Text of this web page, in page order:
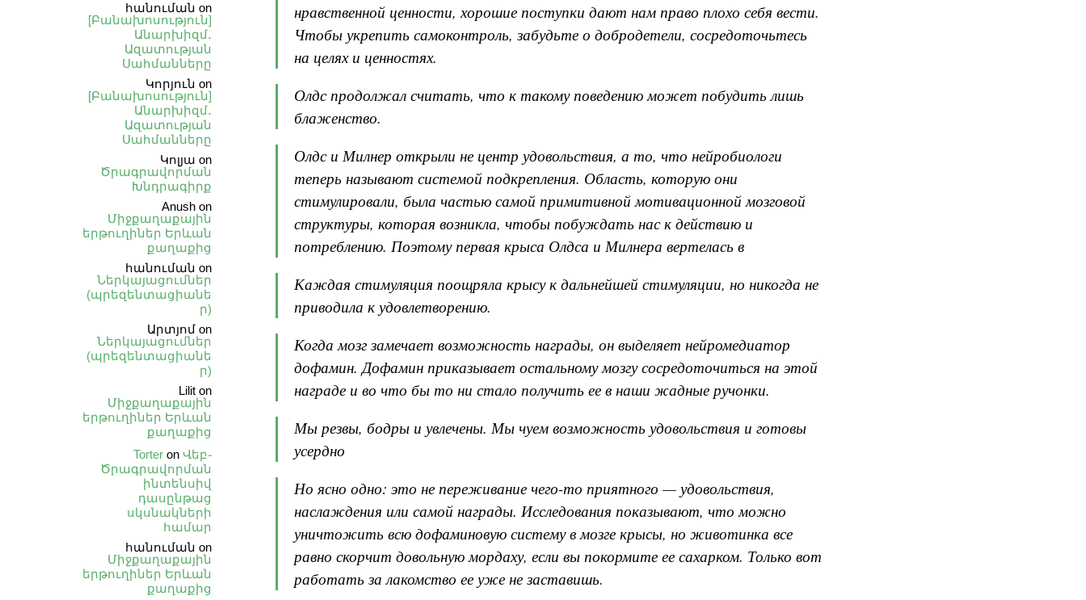
нравственной ценности, хорошие поступки дают нам право плохо себя вести.
Чтобы укрепить самоконтроль, забудьте о добродетели, сосредоточьтесь
на целях и ценностях.
Олдс продолжал считать, что к такому поведению может побудить лишь
блаженство.
Олдс и Милнер открыли не центр удовольствия, а то, что нейробиологи
теперь называют системой подкрепления. Область, которую они
стимулировали, была частью самой примитивной мотивационной мозговой
структуры, которая возникла, чтобы побуждать нас к действию и
потреблению. Поэтому первая крыса Олдса и Милнера вертелась в
Каждая стимуляция поощряла крысу к дальнейшей стимуляции, но никогда не
приводила к удовлетворению.
Когда мозг замечает возможность награды, он выделяет нейромедиатор
дофамин. Дофамин приказывает остальному мозгу сосредоточиться на этой
награде и во что бы то ни стало получить ее в наши жадные ручонки.
Мы резвы, бодры и увлечены. Мы чуем возможность удовольствия и готовы
усердно
Но ясно одно: это не переживание чего-то приятного — удовольствия,
наслаждения или самой награды. Исследования показывают, что можно
уничтожить всю дофаминовую систему в мозге крысы, но животинка все
равно скорчит довольную мордаху, если вы покормите ее сахарком. Только вот
работать за лакомство ее уже не заставишь.
հանուման on
[Բանախոսություն]
Անարխիզմ․
Ազատության
Սահմանները
Կորյուն on
[Բանախոսություն]
Անարխիզմ․
Ազատության
Սահմանները
Կոլյա on
Ծրագրավորման
Խնդրագիրք
Anush on
Միջքաղաքային
երթուղիներ Երևան
քաղաքից
հանուման on
Ներկայացումներ
(պրեզենտացիանե
ր)
Արտյոմ on
Ներկայացումներ
(պրեզենտացիանե
ր)
Lilit on
Միջքաղաքային
երթուղիներ Երևան
քաղաքից
Torter on Վեբ֊
Ծրագրավորման
ինտենսիվ
դասընթաց
սկսնակների
համար
հանուման on
Միջքաղաքային
երթուղիներ Երևան
քաղաքից